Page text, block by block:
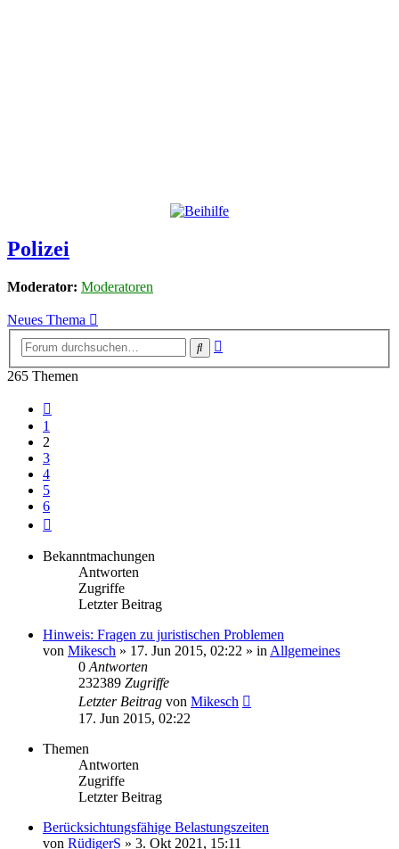
Polizei
Moderator: Moderatoren
Neues Thema
Suche
265 Themen
1
2
3
4
5
6
Bekanntmachungen
Antworten
Zugriffe
Letzter Beitrag
Hinweis: Fragen zu juristischen Problemen
von Mikesch » 17. Jun 2015, 02:22 » in Allgemeines
0 Antworten
232389 Zugriffe
Letzter Beitrag von Mikesch
17. Jun 2015, 02:22
Themen
Antworten
Zugriffe
Letzter Beitrag
Berücksichtungsfähige Belastungszeiten
von RüdigerS » 3. Okt 2021, 15:11